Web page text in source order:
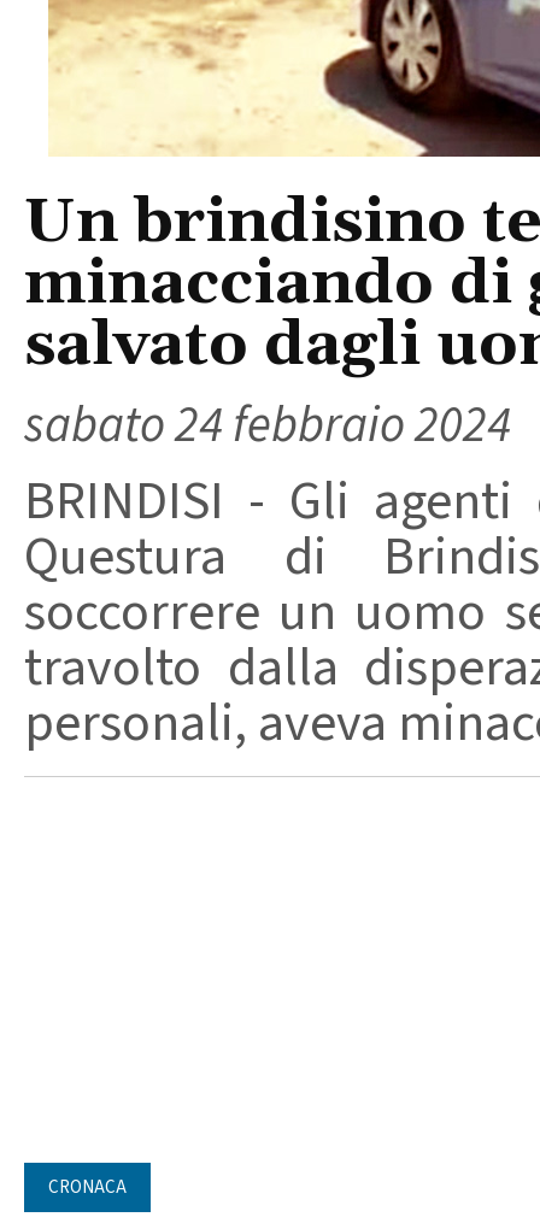
Un brindisino
minacciando di
salvato dagli
sabato 24 febbraio 2024
BRINDISI - Gli
Questura di
soccorrere un uomo
travolto dalla
personali, aveva
CRONACA